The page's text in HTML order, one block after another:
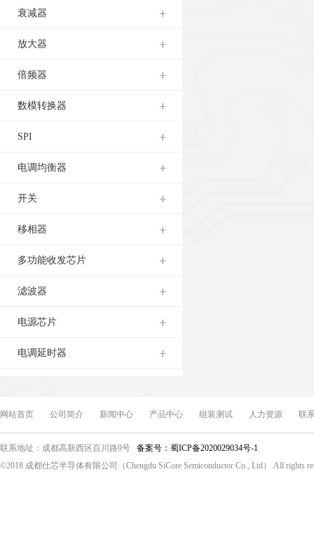
衰减器
放大器
倍频器
数模转换器
SPI
电调均衡器
开关
移相器
多功能收发芯片
滤波器
电源芯片
电调延时器
网站首页 公司简介 新闻中心 产品中心 组装测试 人力资源 联
联系地址：成都高新西区百川路9号
备案号：蜀ICP备2020029034号-1
©2018 成都仕芯半导体有限公司（Chengdu SiCore Semiconductor Co., Ltd）.All rights